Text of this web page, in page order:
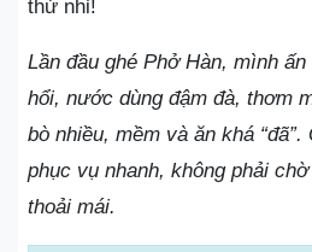
thử nhỉ!
Lần đầu ghé Phở Hàn, mình
hổi, nước dùng đậm đà, thơm
bò nhiều, mềm và ăn khá
phục vụ nhanh, không phải
thoải mái.